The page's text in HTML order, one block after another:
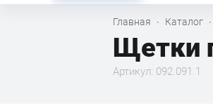
Главная · Каталог ·
Щетки
Артикул: 092.091.1